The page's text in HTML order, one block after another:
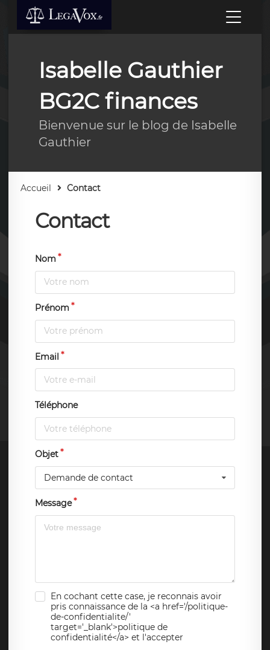
Isabelle Gauthier
BG2C finances
Bienvenue sur le blog de Isabelle
Gauthier
Accueil Contact
Contact
Nom
Prénom
Email
Téléphone
Objet
Demande de contact
Message
En cochant cette case, je reconnais avoir
pris connaissance de la <a href='/politique-
de-confidentialite/'
target='_blank'>politique de
confidentialité</a> et l'accepter